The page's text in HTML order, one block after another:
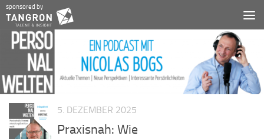
Zum Inhalt springen
sponsored by
5. DEZEMBER 2025
Praxisnah: Wie